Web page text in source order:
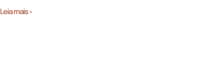
Leia mais »